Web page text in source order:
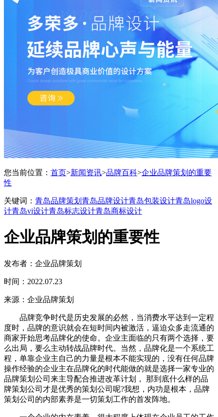
您当前位置： 首页>新闻资讯>品牌百科>企业品牌策划的重要
性
关键词： 青岛品牌策划 青岛品牌设计青岛包装设计青岛logo设
计青岛vi设计青岛标志设计青岛商标设计
企业品牌策划的重要性
发布者：企业品牌策划
时间：2022.07.23
来源：企业品牌策划
品牌竞争时代是历史发展的必然，当消费水平达到一定程
度时，品牌的意识就会在短时间内被激活，逼迫众多走流通的
商家开始思考品牌化的使命。企业主面临的只有两个选择，要
么出局，要么主动转战品牌时代。当然，品牌化是一个系统工
程，单靠企业主自己的力量是根本不能实现的，没有任何品牌
操作经验的企业主在品牌化的时代能做的就是选择一家专业的
品牌策划公司来主导配合推进改革计划， 那到底什么样的品
牌策划公司才是优秀的策划公司呢?我想，内功是根本，品牌
策划公司的内部素养是一切策划工作的首发阵地。